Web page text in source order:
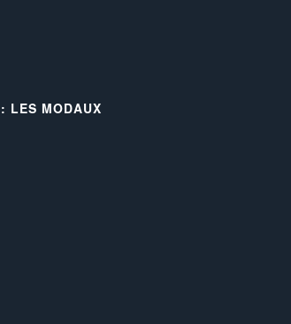
LES MODAUX